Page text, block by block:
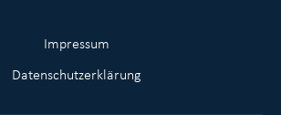
Impressum
Datenschutzerklärung